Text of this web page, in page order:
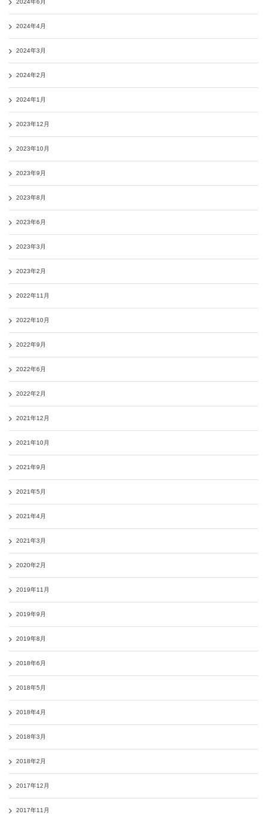
2024年6月
2024年4月
2024年3月
2024年2月
2024年1月
2023年12月
2023年10月
2023年9月
2023年8月
2023年6月
2023年3月
2023年2月
2022年11月
2022年10月
2022年9月
2022年6月
2022年2月
2021年12月
2021年10月
2021年9月
2021年5月
2021年4月
2021年3月
2020年2月
2019年11月
2019年9月
2019年8月
2018年6月
2018年5月
2018年4月
2018年3月
2018年2月
2017年12月
2017年11月